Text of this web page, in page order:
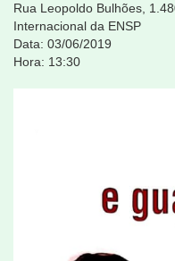
Rua Leopoldo Bulhões,
Internacional da ENSP
Data: 03/06/2019
Hora: 13:30